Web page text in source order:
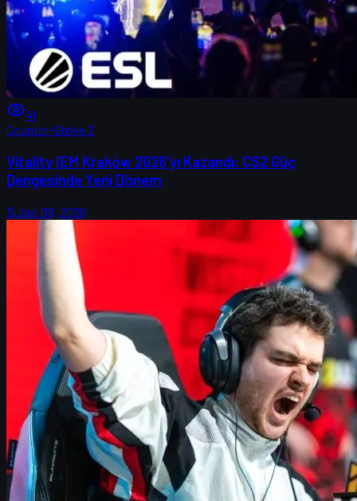
41
Counter-Strike 2
Vitality IEM Kraków 2026'yı Kazandı: CS2 Güç
Dengesinde Yeni Dönem
Şubat 09, 2026